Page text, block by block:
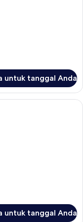
untuk tanggal Anda
untuk tanggal Anda